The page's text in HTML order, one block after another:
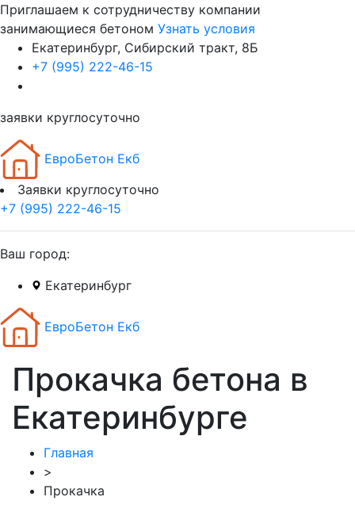
Приглашаем к сотрудничеству компании
занимающиеся бетоном Узнать условия
Екатеринбург, Сибирский тракт, 8Б
+7 (995) 222-46-15
заявки круглосуточно
ЕвроБетон Екб
Заявки круглосуточно
+7 (995) 222-46-15
Ваш город:
Екатеринбург
ЕвроБетон Екб
Прокачка бетона в
Екатеринбурге
Главная
>
Прокачка